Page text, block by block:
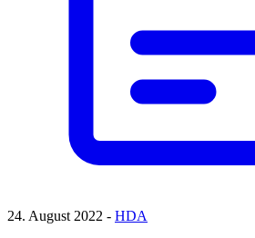
24. August 2022 - HDA